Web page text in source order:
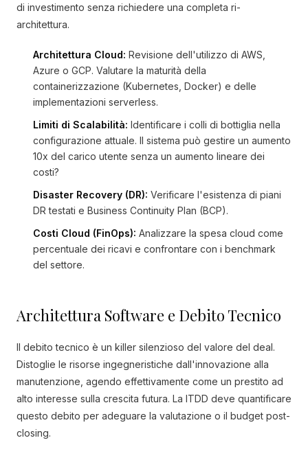
di investimento senza richiedere una completa ri-
architettura.
Architettura Cloud: Revisione dell'utilizzo di AWS,
Azure o GCP. Valutare la maturità della
containerizzazione (Kubernetes, Docker) e delle
implementazioni serverless.
Limiti di Scalabilità: Identificare i colli di bottiglia nella
configurazione attuale. Il sistema può gestire un aumento
10x del carico utente senza un aumento lineare dei
costi?
Disaster Recovery (DR): Verificare l'esistenza di piani
DR testati e Business Continuity Plan (BCP).
Costi Cloud (FinOps): Analizzare la spesa cloud come
percentuale dei ricavi e confrontare con i benchmark
del settore.
Architettura Software e Debito Tecnico
Il debito tecnico è un killer silenzioso del valore del deal.
Distoglie le risorse ingegneristiche dall'innovazione alla
manutenzione, agendo effettivamente come un prestito ad
alto interesse sulla crescita futura. La ITDD deve quantificare
questo debito per adeguare la valutazione o il budget post-
closing.